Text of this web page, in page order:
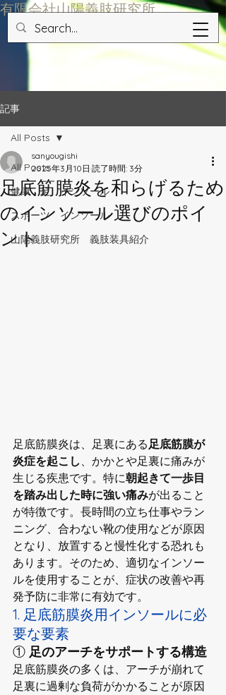
​有限会社山陽義肢研究所
記事
All Posts
健康 足 インソール
スポーツ インソール
山陽義肢研究所 義肢装具紹介
All Posts
足底筋膜炎を和らげるため
のインソール選びのポイ
ント
sanyougishi
2025年3月10日 読了時間: 3分
足底筋膜炎は、足裏にある足底筋膜が
炎症を起こし 、かかとや足裏に痛みが
生じる疾患です。特に朝起きて一歩目
を踏み出した時に強い痛みが出ること
が特徴です。長時間の立ち仕事やラン
ニング、合わない靴の使用などが原因
となり、放置すると慢性化する恐れも
あります。そのため、適切なインソー
ルを使用することが、症状の改善や再
発予防に非常に有効です。
1. 足底筋膜炎用インソールに必
要な要素
① 足のアーチをサポートする構造
足底筋膜炎の多くは、アーチが崩れて
足裏に過剰な負荷がかかることが原因